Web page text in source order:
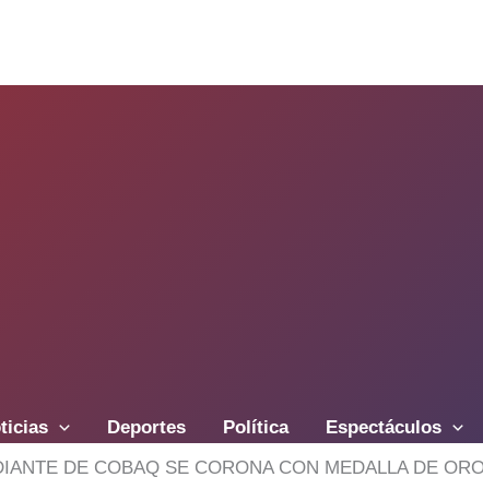
Deportes Política Espectáculos
DE COBAQ SE CORONA CON MEDALLA DE